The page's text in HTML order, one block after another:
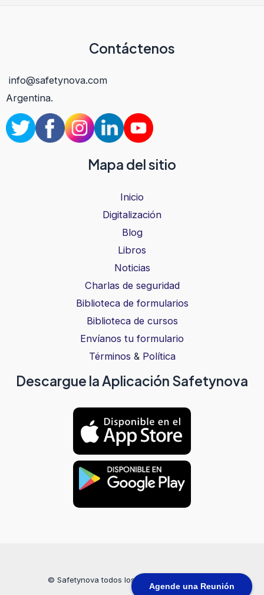
Agende una Reunión
Contáctenos
info@safetynova.com
Argentina.
Mapa del sitio
Inicio
Digitalización
Blog
Libros
Noticias
Charlas de seguridad
Biblioteca de formularios
Biblioteca de cursos
Envíanos tu formulario
Términos & Política
Descargue la Aplicación Safetynova
© Safetynova todos los derechos reservados